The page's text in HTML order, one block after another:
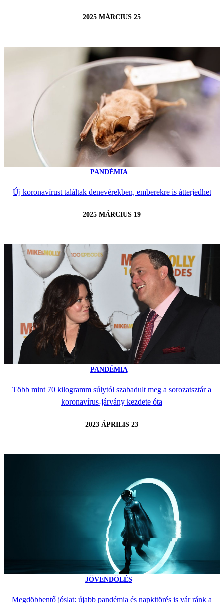
2025 MÁRCIUS 25
PANDÉMIA
Új koronavírust találtak denevérekben, emberekre is átterjedhet
2025 MÁRCIUS 19
PANDÉMIA
Több mint 70 kilogramm súlytól szabadult meg a sorozatsztár a
koronavírus-járvány kezdete óta
2023 ÁPRILIS 23
JÖVENDÖLÉS
Megdöbbentő jóslat: újabb pandémia és napkitörés is vár ránk a